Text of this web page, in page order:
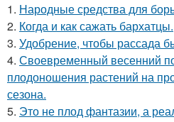
1. Народные средства для
2. Когда и как сажать бархатцы.
3. Удобрение, чтобы рассада
4. Своевременный весенний
плодоношения растений на
сезона.
5. Это не плод фантазии, а